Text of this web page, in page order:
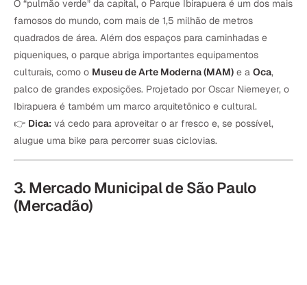
O “pulmão verde” da capital, o Parque Ibirapuera é um dos mais
famosos do mundo, com mais de 1,5 milhão de metros
quadrados de área. Além dos espaços para caminhadas e
piqueniques, o parque abriga importantes equipamentos
culturais, como o Museu de Arte Moderna (MAM) e a Oca,
palco de grandes exposições. Projetado por Oscar Niemeyer, o
Ibirapuera é também um marco arquitetônico e cultural.
👉 Dica: vá cedo para aproveitar o ar fresco e, se possível,
alugue uma bike para percorrer suas ciclovias.
3. Mercado Municipal de São Paulo
(Mercadão)